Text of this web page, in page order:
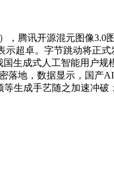
，腾讯开源混元图像3.0
超卓。字节跳动将正
生成式人工智能用户
落地，数据显示，国产
生成手艺随之加速冲